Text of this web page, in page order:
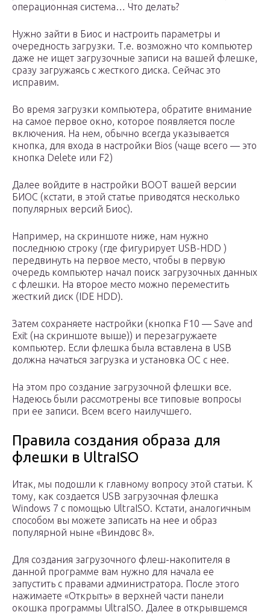
операционная система… Что делать?
Нужно зайти в Биос и настроить параметры и
очередность загрузки. Т.е. возможно что компьютер
даже не ищет загрузочные записи на вашей флешке,
сразу загружаясь с жесткого диска. Сейчас это
исправим.
Во время загрузки компьютера, обратите внимание
на самое первое окно, которое появляется после
включения. На нем, обычно всегда указывается
кнопка, для входа в настройки Bios (чаще всего — это
кнопка Delete или F2)
Далее войдите в настройки BOOT вашей версии
БИОС (кстати, в этой статье приводятся несколько
популярных версий Биос).
Например, на скриншоте ниже, нам нужно
последнюю строку (где фигурирует USB-HDD )
передвинуть на первое место, чтобы в первую
очередь компьютер начал поиск загрузочных данных
с флешки. На второе место можно переместить
жесткий диск (IDE HDD).
Затем сохраняете настройки (кнопка F10 — Save and
Exit (на скриншоте выше)) и перезагружаете
компьютер. Если флешка была вставлена в USB
должна начаться загрузка и установка ОС с нее.
На этом про создание загрузочной флешки все.
Надеюсь были рассмотрены все типовые вопросы
при ее записи. Всем всего наилучшего.
Правила создания образа для
флешки в UltraISO
Итак, мы подошли к главному вопросу этой статьи. К
тому, как создается USB загрузочная флешка
Windows 7 с помощью UltraISO. Кстати, аналогичным
способом вы можете записать на нее и образ
популярной ныне «Виндовс 8».
Для создания загрузочного флеш-накопителя в
данной программе вам нужно для начала ее
запустить с правами администратора. После этого
нажимаете «Открыть» в верхней части панели
окошка программы UltraISO. Далее в открывшемся